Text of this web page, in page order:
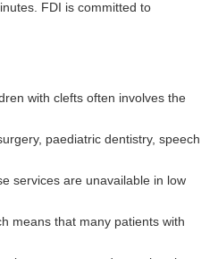
FDI is committed to
with clefts often involves the
paediatric dentistry, speech
services are unavailable in low
means that many patients with